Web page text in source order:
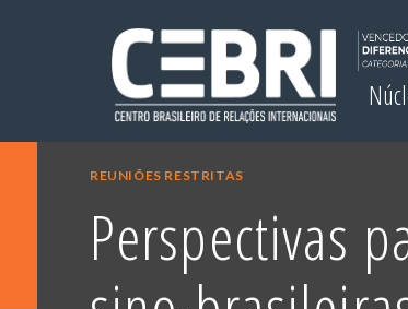
REUNIÕES RESTRITAS
Perspectivas